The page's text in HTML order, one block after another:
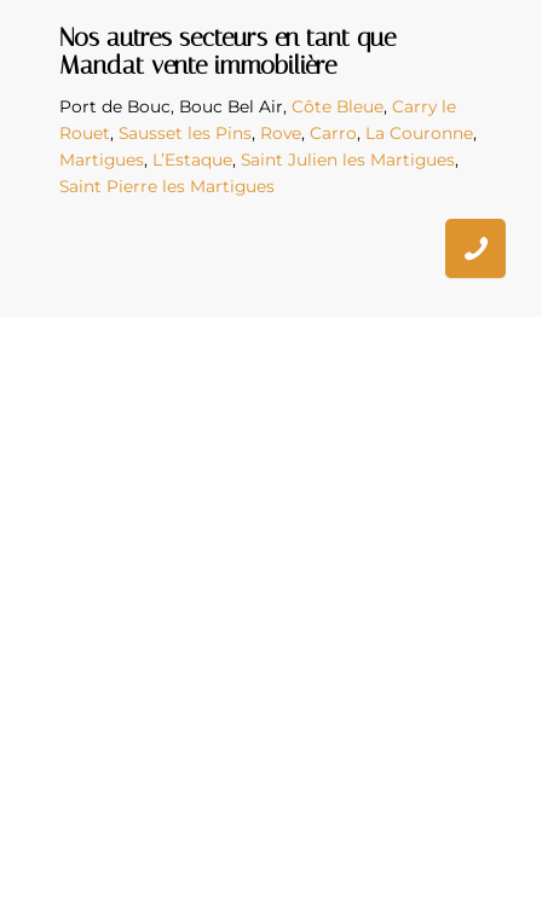
Nos autres secteurs en tant que
Mandat vente immobilière
Port de Bouc, Bouc Bel Air, Côte Bleue, Carry le
Rouet, Sausset les Pins, Rove, Carro, La Couronne,
Martigues, L’Estaque, Saint Julien les Martigues,
Saint Pierre les Martigues